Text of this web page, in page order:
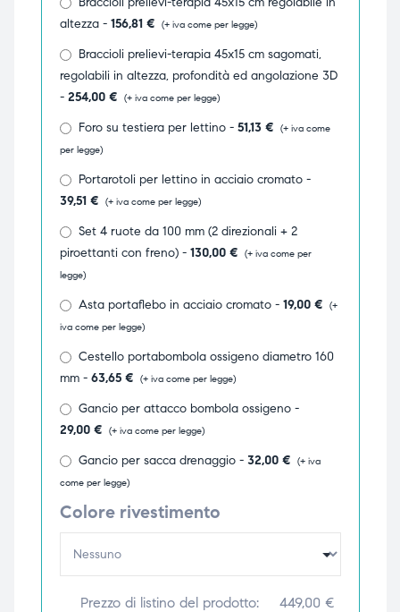
altezza - 156,81 € (+ iva come per legge)
Braccioli prelievi-terapia 45x15 cm sagomati,
regolabili in altezza, profondità ed angolazione 3D
- 254,00 € (+ iva come per legge)
Foro su testiera per lettino - 51,13 € (+ iva come
per legge)
Portarotoli per lettino in acciaio cromato -
39,51 € (+ iva come per legge)
Set 4 ruote da 100 mm (2 direzionali + 2
piroettanti con freno) - 130,00 € (+ iva come per
legge)
Asta portaflebo in acciaio cromato - 19,00 € (+
iva come per legge)
Cestello portabombola ossigeno diametro 160
mm - 63,65 € (+ iva come per legge)
Gancio per attacco bombola ossigeno -
29,00 € (+ iva come per legge)
Gancio per sacca drenaggio - 32,00 € (+ iva
come per legge)
Colore rivestimento
Prezzo di listino del prodotto: 449,00 €